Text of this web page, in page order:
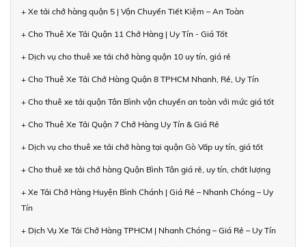
+ Xe tải chở hàng quận 5 | Vận Chuyển Tiết Kiệm – An Toàn
+ Cho Thuê Xe Tải Quận 11 Chở Hàng | Uy Tín - Giá Tốt
+ Dịch vụ cho thuê xe tải chở hàng quận 10 uy tín, giá rẻ
+ Cho Thuê Xe Tải Chở Hàng Quận 8 TPHCM Nhanh, Rẻ, Uy Tín
+ Cho thuê xe tải quận Tân Bình vận chuyển an toàn với mức giá tốt
+ Cho Thuê Xe Tải Quận 7 Chở Hàng Uy Tín & Giá Rẻ
+ Dịch vụ cho thuê xe tải chở hàng tại quận Gò Vấp uy tín, giá tốt
+ Cho thuê xe tải chở hàng Quận Bình Tân giá rẻ, uy tín, chất lượng
+ Xe Tải Chở Hàng Huyện Bình Chánh | Giá Rẻ – Nhanh Chóng – Uy
Tín
+ Dịch Vụ Xe Tải Chở Hàng TPHCM | Nhanh Chóng – Giá Rẻ – Uy Tín